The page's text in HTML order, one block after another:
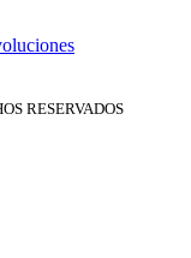
RESERVADOS